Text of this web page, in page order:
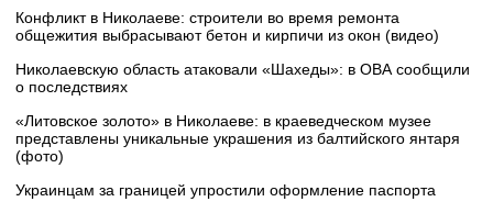
Конфликт в Николаеве: строители во время ремонта
общежития выбрасывают бетон и кирпичи из окон (видео)
Николаевскую область атаковали «Шахеды»: в ОВА сообщили
о последствиях
«Литовское золото» в Николаеве: в краеведческом музее
представлены уникальные украшения из балтийского янтаря
(фото)
Украинцам за границей упростили оформление паспорта